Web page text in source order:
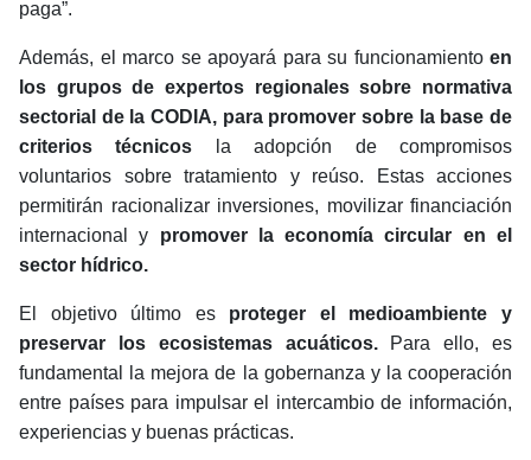
paga”.
Además, el marco se apoyará para su funcionamiento en
los grupos de expertos regionales sobre normativa
sectorial de la CODIA, para promover sobre la base de
criterios técnicos
la adopción de compromisos
voluntarios sobre tratamiento y reúso. Estas acciones
permitirán racionalizar inversiones, movilizar financiación
internacional y promover la economía circular en el
sector hídrico.
El objetivo último es proteger el medioambiente y
preservar los ecosistemas acuáticos.Para ello, es
fundamental la mejora de la gobernanza y la cooperación
entre países para impulsar el intercambio de información,
experiencias y buenas prácticas.